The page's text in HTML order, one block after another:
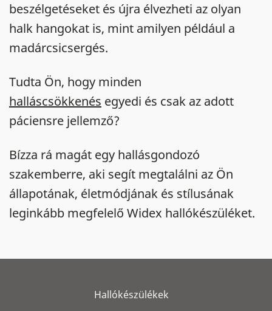
beszélgetéseket és újra élvezheti az olyan
halk hangokat is, mint amilyen például a
madárcsicsergés.
Tudta Ön, hogy minden
halláscsökkenés egyedi és csak az adott
páciensre jellemző?
Bízza rá magát egy hallásgondozó
szakemberre, aki segít megtalálni az Ön
állapotának, életmódjának és stílusának
leginkább megfelelő Widex hallókészüléket.
Hallókészülékek